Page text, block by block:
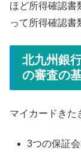
ほど所得確認書
って所得確認書
北九州銀
の審査の
マイカードきた
3つの保証